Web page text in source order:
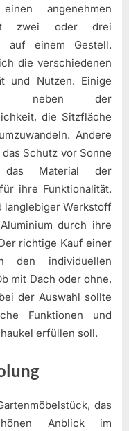
angenehmen
zwei oder drei
auf einem Gestell.
die verschiedenen
und Nutzen. Einige
neben der
die Sitzfläche
Andere
Schutz vor Sonne
Material der
ihre Funktionalität.
langlebiger Werkstoff
durch ihre
richtige Kauf einer
den individuellen
mit Dach oder ohne,
der Auswahl sollte
Funktionen und
erfüllen soll.
das
Anblick im